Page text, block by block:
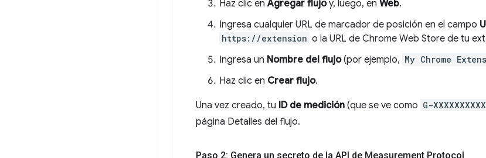
Haz clic enAgregar flujoy, luego, en Web.
Ingresa cualquier URL de marcador de posición en el campo
https://extension o la URL de Chrome Web Store de tu
Ingresa un Nombre del flujo(por ejemplo, My Chrome
Haz clic en Crear flujo.
Una vez creado, tu ID de medición (que se ve como G-XXXXXXXXXX
página Detalles del flujo.
Paso 2: Genera un secreto de la API de Measurement Protocol